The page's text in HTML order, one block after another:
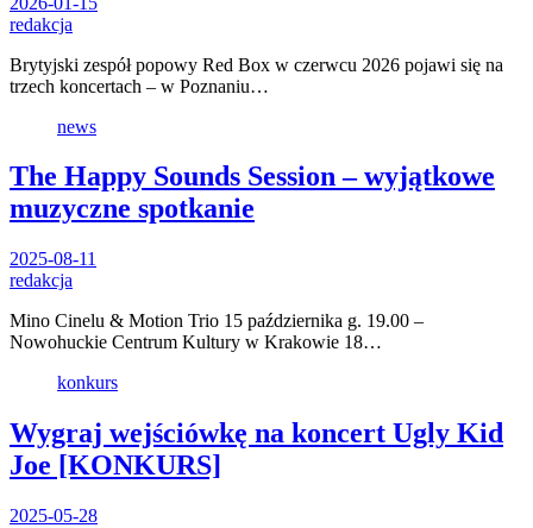
redakcja
Brytyjski zespół popowy Red Box w czerwcu 2026 pojawi się na
trzech koncertach – w Poznaniu…
news
The Happy Sounds Session – wyjątkowe
muzyczne spotkanie
2025-08-11
redakcja
Mino Cinelu & Motion Trio 15 października g. 19.00 –
Nowohuckie Centrum Kultury w Krakowie 18…
konkurs
Wygraj wejściówkę na koncert Ugly Kid
Joe [KONKURS]
2025-05-28